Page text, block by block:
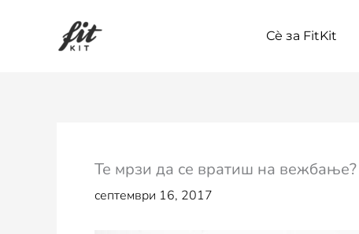
Сѐ за FitKit
Те мрзи да се вратиш на
септември 16, 2017